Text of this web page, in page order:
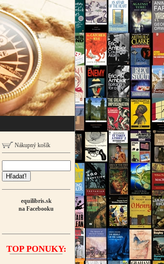
Nákupný košík
Hľadať!
equilibris.sk
na Facebooku
TOP PONUKY: